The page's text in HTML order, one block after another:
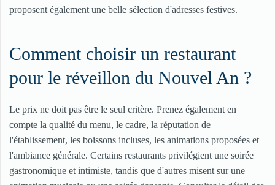
proposent également une belle sélection d'adresses festives.
Comment choisir un restaurant
pour le réveillon du Nouvel An ?
Le prix ne doit pas être le seul critère. Prenez également en
compte la qualité du menu, le cadre, la réputation de
l'établissement, les boissons incluses, les animations proposées et
l'ambiance générale. Certains restaurants privilégient une soirée
gastronomique et intimiste, tandis que d'autres misent sur une